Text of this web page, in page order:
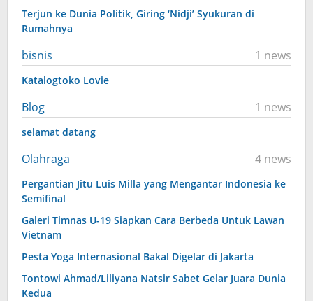
Terjun ke Dunia Politik, Giring ‘Nidji’ Syukuran di
Rumahnya
bisnis 1 news
Katalogtoko Lovie
Blog 1 news
selamat datang
Olahraga 4 news
Pergantian Jitu Luis Milla yang Mengantar Indonesia ke
Semifinal
Galeri Timnas U-19 Siapkan Cara Berbeda Untuk Lawan
Vietnam
Pesta Yoga Internasional Bakal Digelar di Jakarta
Tontowi Ahmad/Liliyana Natsir Sabet Gelar Juara Dunia
Kedua